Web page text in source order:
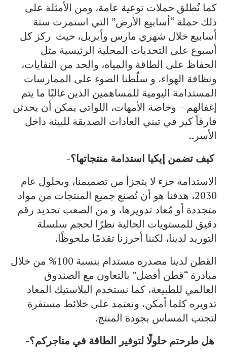
كما نُطلق حملات توعية عامة، ومن الأمثلة على
ذلك حملة “أسابيع الأرض” التي استمرت ستة
أسابيع خلال شهري مارس وأبريل، حيث ركز كل
أسبوع على التحديات المحلية الرئيسية مثل
الحفاظ على الطاقة والمياه، والحد من النفايات،
ونظافة الهواء، و سلّطنا الضوء على الممارسات
المستدامة اليومية للمساهمين الذين غالبًا ما يتم
إغفالهم – وخاصة الأمهات، اللواتي يمكن أن يحدثن
فارقاً كير في تبني العادات الصديقة للبيئة داخل
الأسر..
كيف تضمن إيكيا استدامة منتجاتها؟-
الاستدامة جزء لا يتجزأ من تصميمنا، وبحلول عام
2030، هدفنا هو أن تُصنع جميع المنتجات من مواد
متجددة أو مُعاد تدويرها، و من الصعب تحديد رقم
دقيق للمستويات الحالية نظرًا لحجم سلسلة
التوريد لدينا، لكننا أحرزنا تقدمًا ملحوظًا.
القطن لدينا مصدره مستدام بنسبة 100% من خلال
مبادرة “قطن أفضل” بالتعاون مع الصندوق
العالمي للطبيعة، كما نستخدم البلاستيك المعاد
تدويره كلما أمكن، ونعتمد على خلائط مستقرة
لتجنب المساس بجودة المنتج.
هل طرحتم حلولًا لتوفير الطاقة في متاجركم؟-